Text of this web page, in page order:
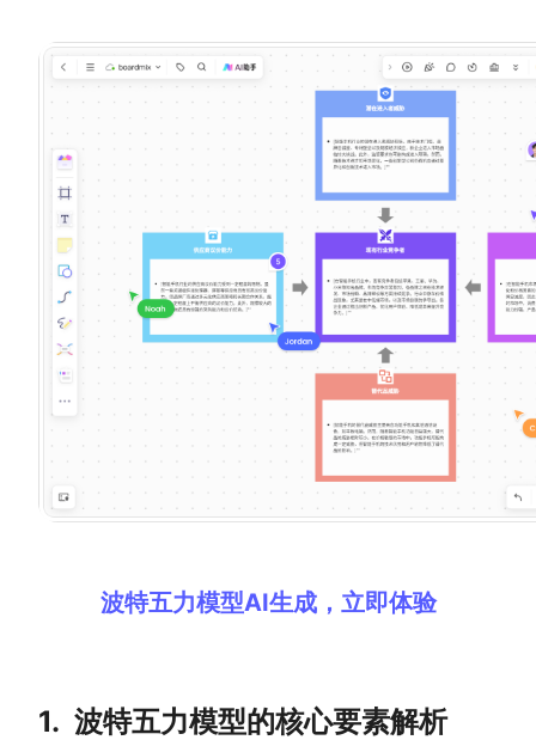
解决方案
高效协作
团队协作提效
素材整理
涂鸦画板
在线绘图
思维和灵感整理
路线图
UML图
情绪板
波特五力模型AI生成，立即体验
1. 波特五力模型的核心要素解析